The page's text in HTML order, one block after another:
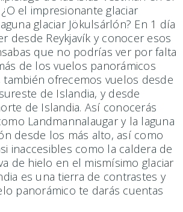
el impresionante glaciar
glaciar Jökulsárlón? En 1 día
desde Reykjavík y conocer esos
que no podrías ver por falta
de los vuelos panorámicos
también ofrecemos vuelos desde
de Islandia, y desde
de Islandia. Así conocerás
Landmannalaugar y la laguna
desde los más alto, así como
inaccesibles como la caldera de
de hielo en el mismísimo glaciar
es una tierra de contrastes y
panorámico te darás cuentas